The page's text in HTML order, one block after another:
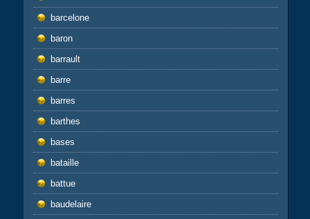
barcelone
baron
barrault
barre
barres
barthes
bases
bataille
battue
baudelaire